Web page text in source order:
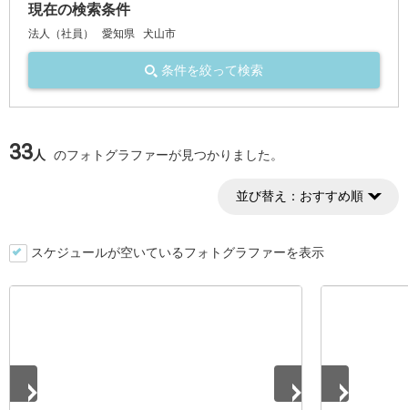
現在の検索条件
法人（社員） 愛知県 犬山市
条件を絞って検索
33人 のフォトグラファーが見つかりました。
並び替え： おすすめ順
スケジュールが空いているフォトグラファーを表示